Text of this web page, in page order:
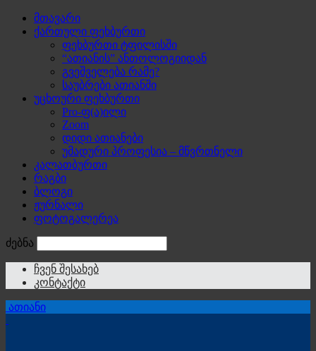
მთავარი
ქართული ფეხბურთი
ფეხბურთი ტფილისში
“ათიანის” ანთოლოგიიდან
გვეშველება რამე?
საუბრები ათიანში
უცხოური ფეხბურთი
Pro-ფ(ა)ილი
Zoom
დიდი ათიანები
უმადური პროფესია – მწვრთნელი
კალათბურთი
რაგბი
ბლოგი
ჟურნალი
ფოტოგალერეა
ძებნა
ჩვენ შესახებ
კონტაქტი
ათიანი